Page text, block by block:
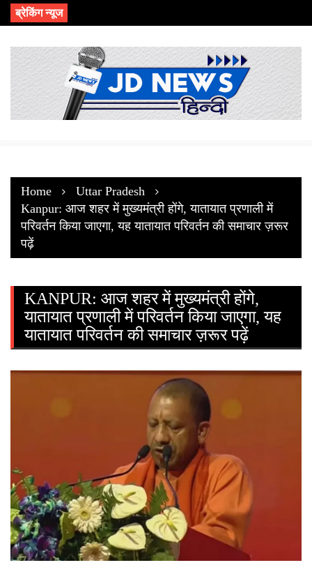
Skip
to
ब्रेकिंग न्यूज
Home
Uttar Pradesh
Kanpur: आज शहर में मुख्यमंत्री होंगे, यातायात प्रणाली में
परिवर्तन किया जाएगा, यह यातायात परिवर्तन की समाचार ज़रूर
पढ़ें
KANPUR: आज शहर में मुख्यमंत्री होंगे,
यातायात प्रणाली में परिवर्तन किया जाएगा, यह
यातायात परिवर्तन की समाचार ज़रूर पढ़ें